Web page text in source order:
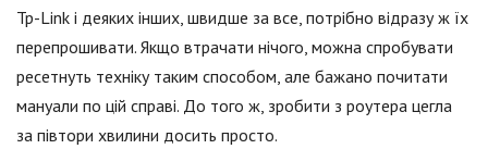
Tp-Link і деяких інших, швидше за все, потрібно відразу ж їх
перепрошивати. Якщо втрачати нічого, можна спробувати
ресетнуть техніку таким способом, але бажано почитати
мануали по цій справі. До того ж, зробити з роутера цегла
за півтори хвилини досить просто.